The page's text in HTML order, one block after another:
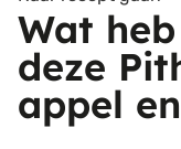
Wat
deze
appel